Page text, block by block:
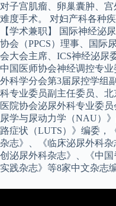
对子宫肌瘤、卵巢囊肿、
难度手术。 对妇产科各种
【学术兼职】 国际神经泌
协会（PPCS）理事、国际
会大会主席、ICS神经泌尿
中国医师协会神经调控专
外科学分会第3届尿控学组
科专业委员副主任委员、
医院协会泌尿外科专业委
尿学与尿动力学（NAU）
路症状（LUTS）》编委，
杂志》、《临床泌尿外科
创泌尿外科杂志》、《中
实践杂志》等8家中文杂志